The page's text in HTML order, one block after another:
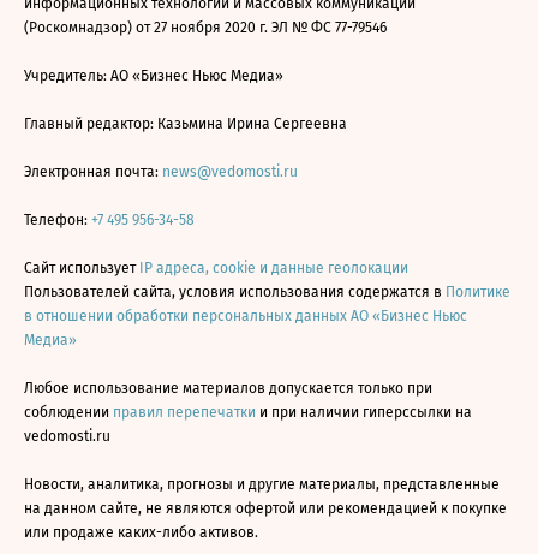
информационных технологий и массовых коммуникаций
(Роскомнадзор) от 27 ноября 2020 г. ЭЛ № ФС 77-79546
Учредитель: АО «Бизнес Ньюс Медиа»
Главный редактор: Казьмина Ирина Сергеевна
Электронная почта: news@vedomosti.ru
Телефон: +7 495 956-34-58
Сайт использует IP адреса, cookie и данные геолокации
Пользователей сайта, условия использования содержатся в Политике
в отношении обработки персональных данных АО «Бизнес Ньюс
Медиа»
Любое использование материалов допускается только при
соблюдении правил перепечатки и при наличии гиперссылки на
vedomosti.ru
Новости, аналитика, прогнозы и другие материалы, представленные
на данном сайте, не являются офертой или рекомендацией к покупке
или продаже каких-либо активов.